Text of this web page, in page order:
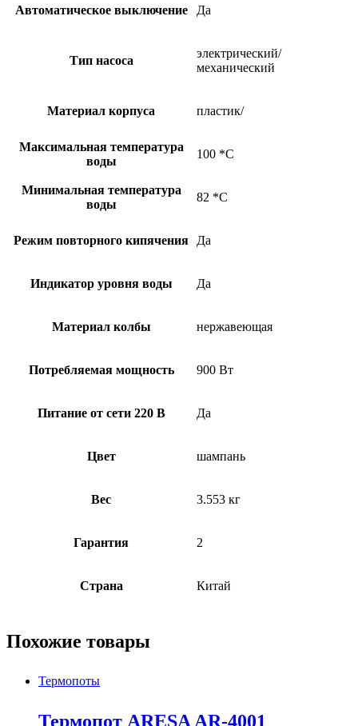
Автоматическое выключение Да
Тип насоса
электрический/
механический
Материал корпуса пластик/
Максимальная температура
воды
100 *С
Минимальная температура
воды
82 *С
Режим повторного кипячения Да
Индикатор уровня воды Да
Материал колбы нержавеющая
Потребляемая мощность 900 Вт
Питание от сети 220 В Да
Цвет шампань
Вес 3.553 кг
Гарантия 2
Страна Китай
Похожие товары
Термопоты
Термопот ARESA AR-4001